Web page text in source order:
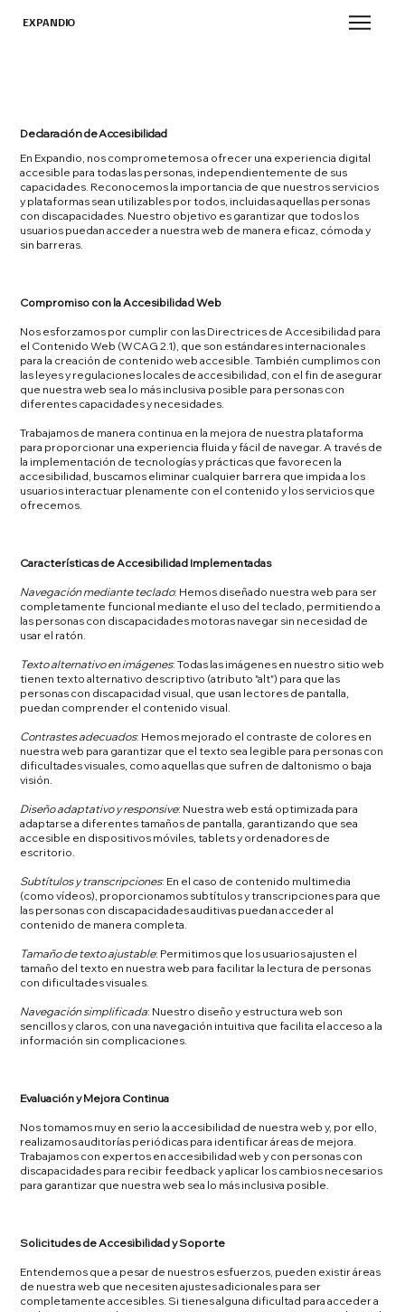
EXPANDIO
Declaración de Accesibilidad
En Expandio, nos comprometemos a ofrecer una experiencia digital
accesible para todas las personas, independientemente de sus
capacidades. Reconocemos la importancia de que nuestros servicios
y plataformas sean utilizables por todos, incluidas aquellas personas
con discapacidades. Nuestro objetivo es garantizar que todos los
usuarios puedan acceder a nuestra web de manera eficaz, cómoda y
sin barreras.
Compromiso con la Accesibilidad Web
Nos esforzamos por cumplir con las Directrices de Accesibilidad para
el Contenido Web (WCAG 2.1), que son estándares internacionales
para la creación de contenido web accesible. También cumplimos con
las leyes y regulaciones locales de accesibilidad, con el fin de asegurar
que nuestra web sea lo más inclusiva posible para personas con
diferentes capacidades y necesidades.
Trabajamos de manera continua en la mejora de nuestra plataforma
para proporcionar una experiencia fluida y fácil de navegar. A través de
la implementación de tecnologías y prácticas que favorecen la
accesibilidad, buscamos eliminar cualquier barrera que impida a los
usuarios interactuar plenamente con el contenido y los servicios que
ofrecemos.
Características de Accesibilidad Implementadas
Navegación mediante teclado: Hemos diseñado nuestra web para ser
completamente funcional mediante el uso del teclado, permitiendo a
las personas con discapacidades motoras navegar sin necesidad de
usar el ratón.
Texto alternativo en imágenes: Todas las imágenes en nuestro sitio web
tienen texto alternativo descriptivo (atributo "alt") para que las
personas con discapacidad visual, que usan lectores de pantalla,
puedan comprender el contenido visual.
Contrastes adecuados: Hemos mejorado el contraste de colores en
nuestra web para garantizar que el texto sea legible para personas con
dificultades visuales, como aquellas que sufren de daltonismo o baja
visión.
Diseño adaptativo y responsive: Nuestra web está optimizada para
adaptarse a diferentes tamaños de pantalla, garantizando que sea
accesible en dispositivos móviles, tablets y ordenadores de
escritorio.
Subtítulos y transcripciones: En el caso de contenido multimedia
(como vídeos), proporcionamos subtítulos y transcripciones para que
las personas con discapacidades auditivas puedan acceder al
contenido de manera completa.
Tamaño de texto ajustable: Permitimos que los usuarios ajusten el
tamaño del texto en nuestra web para facilitar la lectura de personas
con dificultades visuales.
Navegación simplificada: Nuestro diseño y estructura web son
sencillos y claros, con una navegación intuitiva que facilita el acceso a la
información sin complicaciones.
Evaluación y Mejora Continua
Nos tomamos muy en serio la accesibilidad de nuestra web y, por ello,
realizamos auditorías periódicas para identificar áreas de mejora.
Trabajamos con expertos en accesibilidad web y con personas con
discapacidades para recibir feedback y aplicar los cambios necesarios
para garantizar que nuestra web sea lo más inclusiva posible.
Solicitudes de Accesibilidad y Soporte
Entendemos que a pesar de nuestros esfuerzos, pueden existir áreas
de nuestra web que necesiten ajustes adicionales para ser
completamente accesibles. Si tienes alguna dificultad para acceder a